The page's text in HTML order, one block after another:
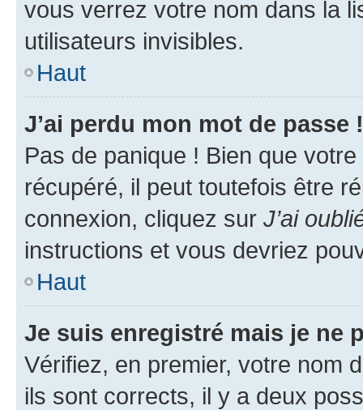
vous verrez votre nom dans la
utilisateurs invisibles.
Haut
J’ai perdu mon mot de passe !
Pas de panique ! Bien que
récupéré, il peut toutefois être
connexion, cliquez sur J’ai
instructions et vous devriez
Haut
Je suis enregistré mais je ne
Vérifiez, en premier, votre nom
ils sont corrects, il y a deux